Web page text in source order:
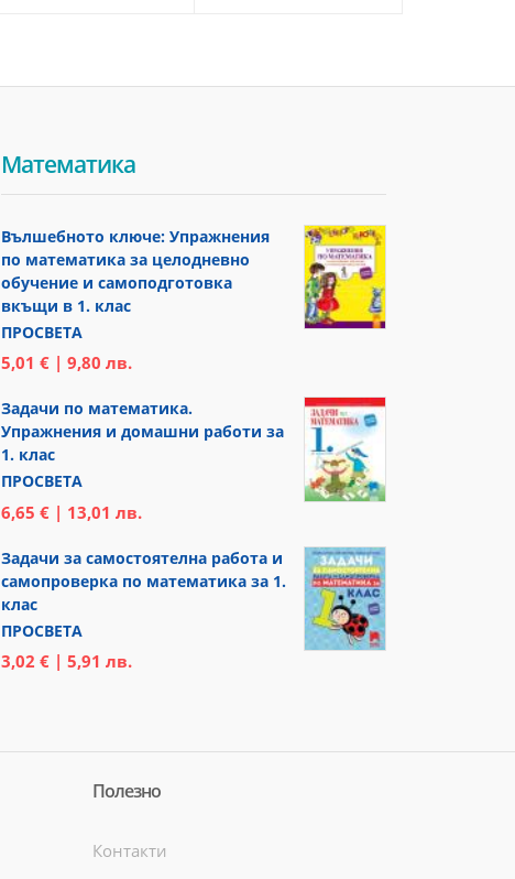
Математика
Вълшебното ключе: Упражнения
по математика за целодневно
обучение и самоподготовка
вкъщи в 1. клас
ПРОСВЕТА
5,01 € | 9,80 лв.
Задачи по математика.
Упражнения и домашни работи за
1. клас
ПРОСВЕТА
6,65 € | 13,01 лв.
Задачи за самостоятелна работа и
самопроверка по математика за 1.
клас
ПРОСВЕТА
3,02 € | 5,91 лв.
Полезно
Контакти